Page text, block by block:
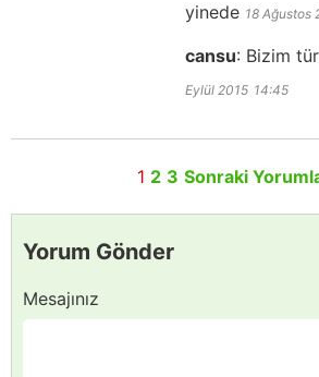
yinede 18 Ağustos
cansu: Bizim
Eylül 2015 14:45
1 2 3 Sonraki
Yorum Gönder
Mesajınız